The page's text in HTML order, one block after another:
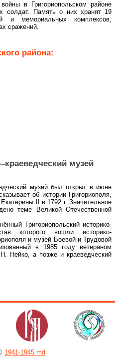
в Григориопольском районе
солдат. Память о них хранят 19
и мемориальных комплексов,
сражений.
района:
музей
музей был открыт в июне
об истории Григориополя,
II в 1792 г. Значительное
теме Великой Отечественной
Григориопольский историко-
которого вошли историко-
и музей Боевой и Трудовой
в 1985 году ветераном
Нейко, а позже и краеведческий
1941-1945.md